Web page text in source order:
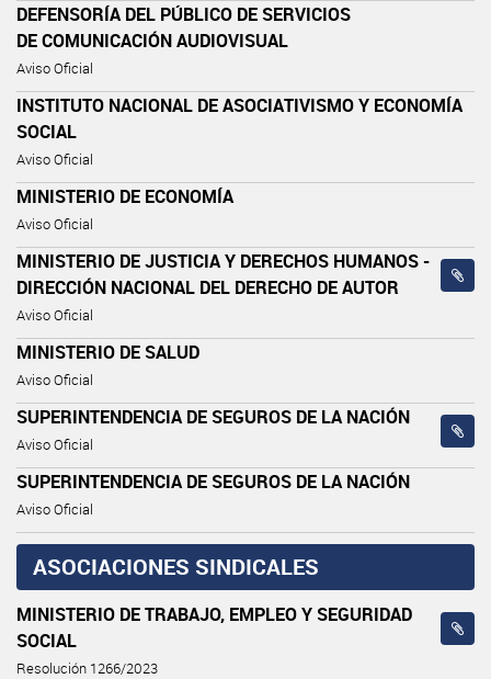
DEFENSORÍA DEL PÚBLICO DE SERVICIOS
DE COMUNICACIÓN AUDIOVISUAL
Aviso Oficial
INSTITUTO NACIONAL DE ASOCIATIVISMO Y ECONOMÍA
SOCIAL
Aviso Oficial
MINISTERIO DE ECONOMÍA
Aviso Oficial
MINISTERIO DE JUSTICIA Y DERECHOS HUMANOS -
DIRECCIÓN NACIONAL DEL DERECHO DE AUTOR
Aviso Oficial
MINISTERIO DE SALUD
Aviso Oficial
SUPERINTENDENCIA DE SEGUROS DE LA NACIÓN
Aviso Oficial
SUPERINTENDENCIA DE SEGUROS DE LA NACIÓN
Aviso Oficial
ASOCIACIONES SINDICALES
MINISTERIO DE TRABAJO, EMPLEO Y SEGURIDAD
SOCIAL
Resolución 1266/2023